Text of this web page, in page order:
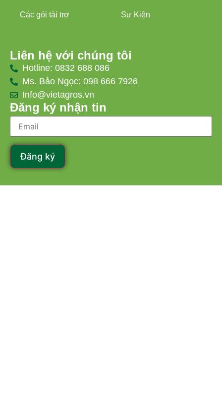
Các gói tài trợ Sự Kiện
Liên hệ với chúng tôi
Hotline: 0832 688 086
Ms. Bảo Ngọc: 098 666 7926
Info@vietagros.vn
Đăng ký nhận tin